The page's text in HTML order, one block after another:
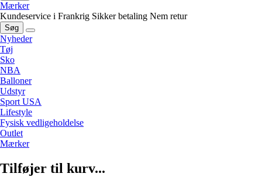
Mærker
Kundeservice i Frankrig Sikker betaling Nem retur
Søg
Nyheder
Tøj
Sko
NBA
Balloner
Udstyr
Sport USA
Lifestyle
Fysisk vedligeholdelse
Outlet
Mærker
Tilføjer til kurv...